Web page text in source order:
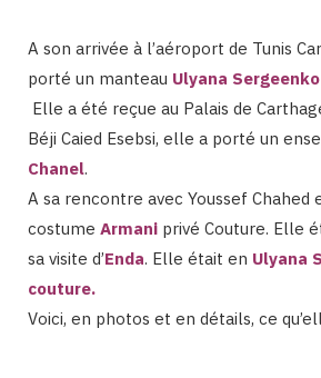
A son arrivée à l’aéroport de Tunis
porté un manteau Ulyana
Elle a été reçue au Palais de
Béji Caied Esebsi, elle a porté un
Chanel.
A sa rencontre avec Youssef
costume Armani privé Couture. Elle
sa visite d’Enda. Elle était en Ulyana
couture.
Voici, en photos et en détails, ce